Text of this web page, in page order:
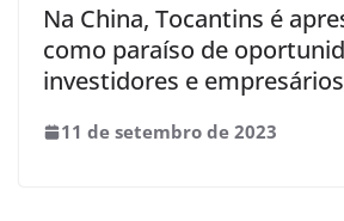
Na China, Tocantins é
como paraíso de
investidores e empresários
11 de setembro de 2023